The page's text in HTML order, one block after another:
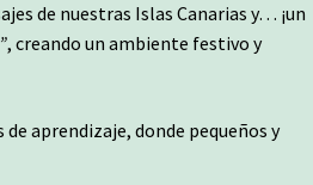
de nuestras Islas Canarias y… ¡un
, creando un ambiente festivo y
aprendizaje, donde pequeños y